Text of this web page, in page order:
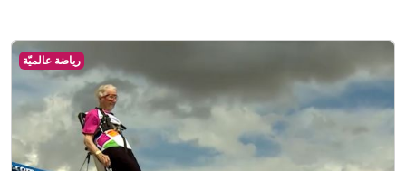
رياضة عالميّة